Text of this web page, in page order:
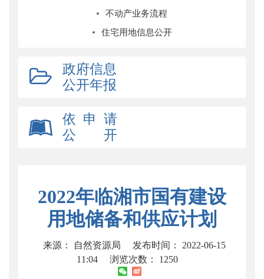
不动产业务流程
住宅用地信息公开
政府信息
公开年报
依 申 请
公 开
2022年临湘市国有建设
用地储备和供应计划
来源： 自然资源局
发布时间： 2022-06-15
11:04
浏览次数： 1250